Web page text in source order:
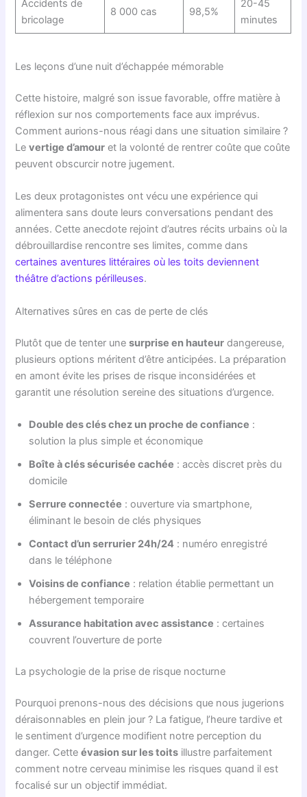
Accidents de
bricolage
8 000 cas 98,5%
20-45
minutes
Les leçons d’une nuit d’échappée mémorable
Cette histoire, malgré son issue favorable, offre matière à
réflexion sur nos comportements face aux imprévus.
Comment aurions-nous réagi dans une situation similaire ?
Levertige d’amour et la volonté de rentrer coûte que coûte
peuvent obscurcir notre jugement.
Les deux protagonistes ont vécu une expérience qui
alimentera sans doute leurs conversations pendant des
années. Cette anecdote rejoint d’autres récits urbains où la
débrouillardise rencontre ses limites, comme dans
certaines aventures littéraires où les toits deviennent
théâtre d’actions périlleuses.
Alternatives sûres en cas de perte de clés
Plutôt que de tenter unesurprise en hauteur dangereuse,
plusieurs options méritent d’être anticipées. La préparation
en amont évite les prises de risque inconsidérées et
garantit une résolution sereine des situations d’urgence.
Double des clés chez un proche de confiance :
solution la plus simple et économique
Boîte à clés sécurisée cachée : accès discret près du
domicile
Serrure connectée : ouverture via smartphone,
éliminant le besoin de clés physiques
Contact d’un serrurier 24h/24 : numéro enregistré
dans le téléphone
Voisins de confiance : relation établie permettant un
hébergement temporaire
Assurance habitation avec assistance : certaines
couvrent l’ouverture de porte
La psychologie de la prise de risque nocturne
Pourquoi prenons-nous des décisions que nous jugerions
déraisonnables en plein jour ? La fatigue, l’heure tardive et
le sentiment d’urgence modifient notre perception du
danger. Cetteévasion sur les toits illustre parfaitement
comment notre cerveau minimise les risques quand il est
focalisé sur un objectif immédiat.